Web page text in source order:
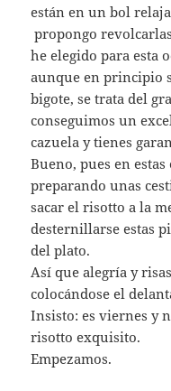
están en un bol
propongo
he elegido para esta
aunque en principio
bigote, se trata del
conseguimos un
cazuela y tienes
Bueno, pues en
preparando unas
sacar el risotto a la
desternillarse estas
del plato.
Así que alegría y
colocándose el
Insisto: es viernes y
risotto exquisito.
Empezamos.